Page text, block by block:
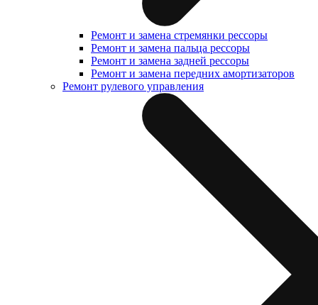
Ремонт и замена стремянки рессоры
Ремонт и замена пальца рессоры
Ремонт и замена задней рессоры
Ремонт и замена передних амортизаторов
Ремонт рулевого управления